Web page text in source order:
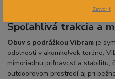
Spoľahlivá trakcia a
Obuv s podrážkou Vibram je
odolnosti v akomkoľvek teréne.
mimoriadnu priľnavosť a stabilitu,
outdoorovom prostredí aj pri
Zatvoriť